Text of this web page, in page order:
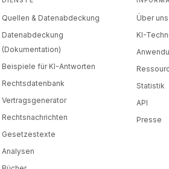
Quellen & Datenabdeckung
Datenabdeckung
(Dokumentation)
Beispiele für KI-Antworten
Rechtsdatenbank
Vertragsgenerator
Rechtsnachrichten
Gesetzestexte
Analysen
Über uns
KI-
Statistik
API
Presse